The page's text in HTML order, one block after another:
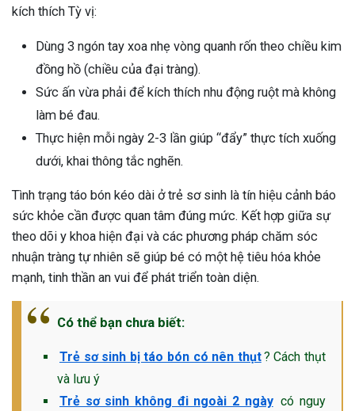
kích thích Tỳ vị:
Dùng 3 ngón tay xoa nhẹ vòng quanh rốn theo chiều kim
đồng hồ (chiều của đại tràng).
Sức ấn vừa phải để kích thích nhu động ruột mà không
làm bé đau.
Thực hiện mỗi ngày 2-3 lần giúp “đẩy” thực tích xuống
dưới, khai thông tắc nghẽn.
Tình trạng táo bón kéo dài ở trẻ sơ sinh là tín hiệu cảnh báo
sức khỏe cần được quan tâm đúng mức. Kết hợp giữa sự
theo dõi y khoa hiện đại và các phương pháp chăm sóc
nhuận tràng tự nhiên sẽ giúp bé có một hệ tiêu hóa khỏe
mạnh, tinh thần an vui để phát triển toàn diện.
Có thể bạn chưa biết:
Trẻ sơ sinh bị táo bón có nên thụt? Cách thụt
và lưu ý
Trẻ sơ sinh không đi ngoài 2 ngày có nguy